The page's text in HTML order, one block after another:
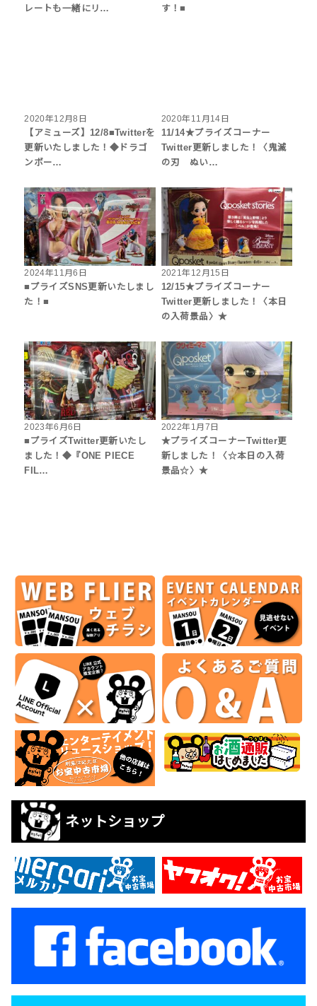
レートも一緒にリ…
す！■
2020年12月8日
【アミューズ】12/8■Twitterを
更新いたしました！◆ドラゴ
ンボー…
2020年11月14日
11/14★プライズコーナー
Twitter更新しました！〈鬼滅
の刃 ぬい…
2024年11月6日
■プライズSNS更新いたしまし
た！■
2021年12月15日
12/15★プライズコーナー
Twitter更新しました！〈本日
の入荷景品〉★
2023年6月6日
■プライズTwitter更新いたし
ました！◆『ONE PIECE
FIL…
2022年1月7日
★プライズコーナーTwitter更
新しました！〈☆本日の入荷
景品☆〉★
ネットショップ